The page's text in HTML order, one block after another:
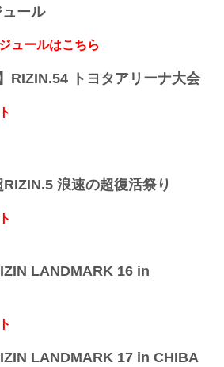
youtu.be
要
開催日時
2024年11月17日（日）11:00開場 / 13:00
開始
ポートメッセなごや 第1展示館
ール
ュールはこちら
RIZIN.54 トヨタアリーナ大会
RIZIN.5 浪速の超復活祭り
LANDMARK 16 in
LANDMARK 17 in CHIBA